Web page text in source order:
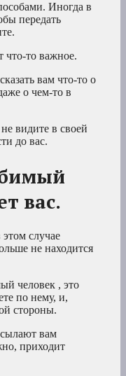
Иногда в
передать
что-то важное.
вам что-то о
о чем-то в
видите в своей
до вас.
вас.
случае
не находится
человек , это
по нему, и,
стороны.
вам
приходит